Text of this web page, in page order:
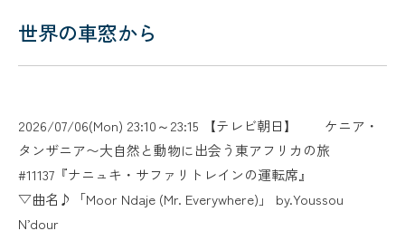
世界の車窓から
2026/07/06(Mon) 23:10～23:15 【テレビ朝日】 ケニア・
タンザニア〜大自然と動物に出会う東アフリカの旅
#11137『ナニュキ・サファリトレインの運転席』
▽曲名♪「Moor Ndaje (Mr. Everywhere)」 by.Youssou
N’dour